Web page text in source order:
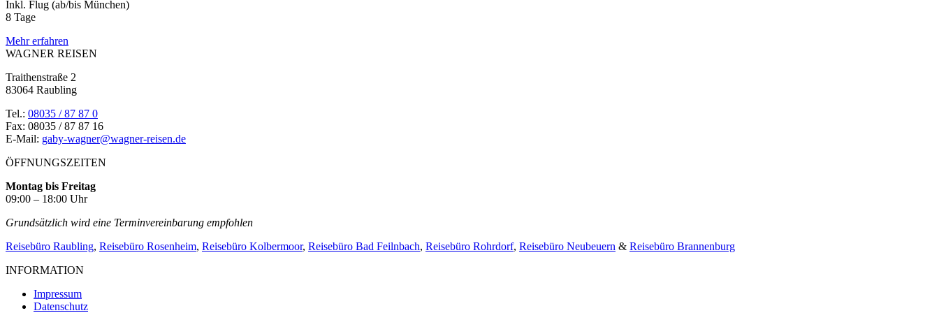
Inkl. Flug (ab/bis München)
8 Tage
Mehr erfahren
WAGNER REISEN
Traithenstraße 2
83064 Raubling
Tel.: 08035 / 87 87 0
Fax: 08035 / 87 87 16
E-Mail: gaby-wagner@wagner-reisen.de
ÖFFNUNGSZEITEN
Montag bis Freitag
09:00 – 18:00 Uhr
Grundsätzlich wird eine Terminvereinbarung empfohlen
Reisebüro Raubling, Reisebüro Rosenheim, Reisebüro Kolbermoor, Reisebüro Bad Feilnbach, Reisebüro Rohrdorf, Reisebüro Neubeuern & Reisebüro Brannenburg
INFORMATION
Impressum
Datenschutz